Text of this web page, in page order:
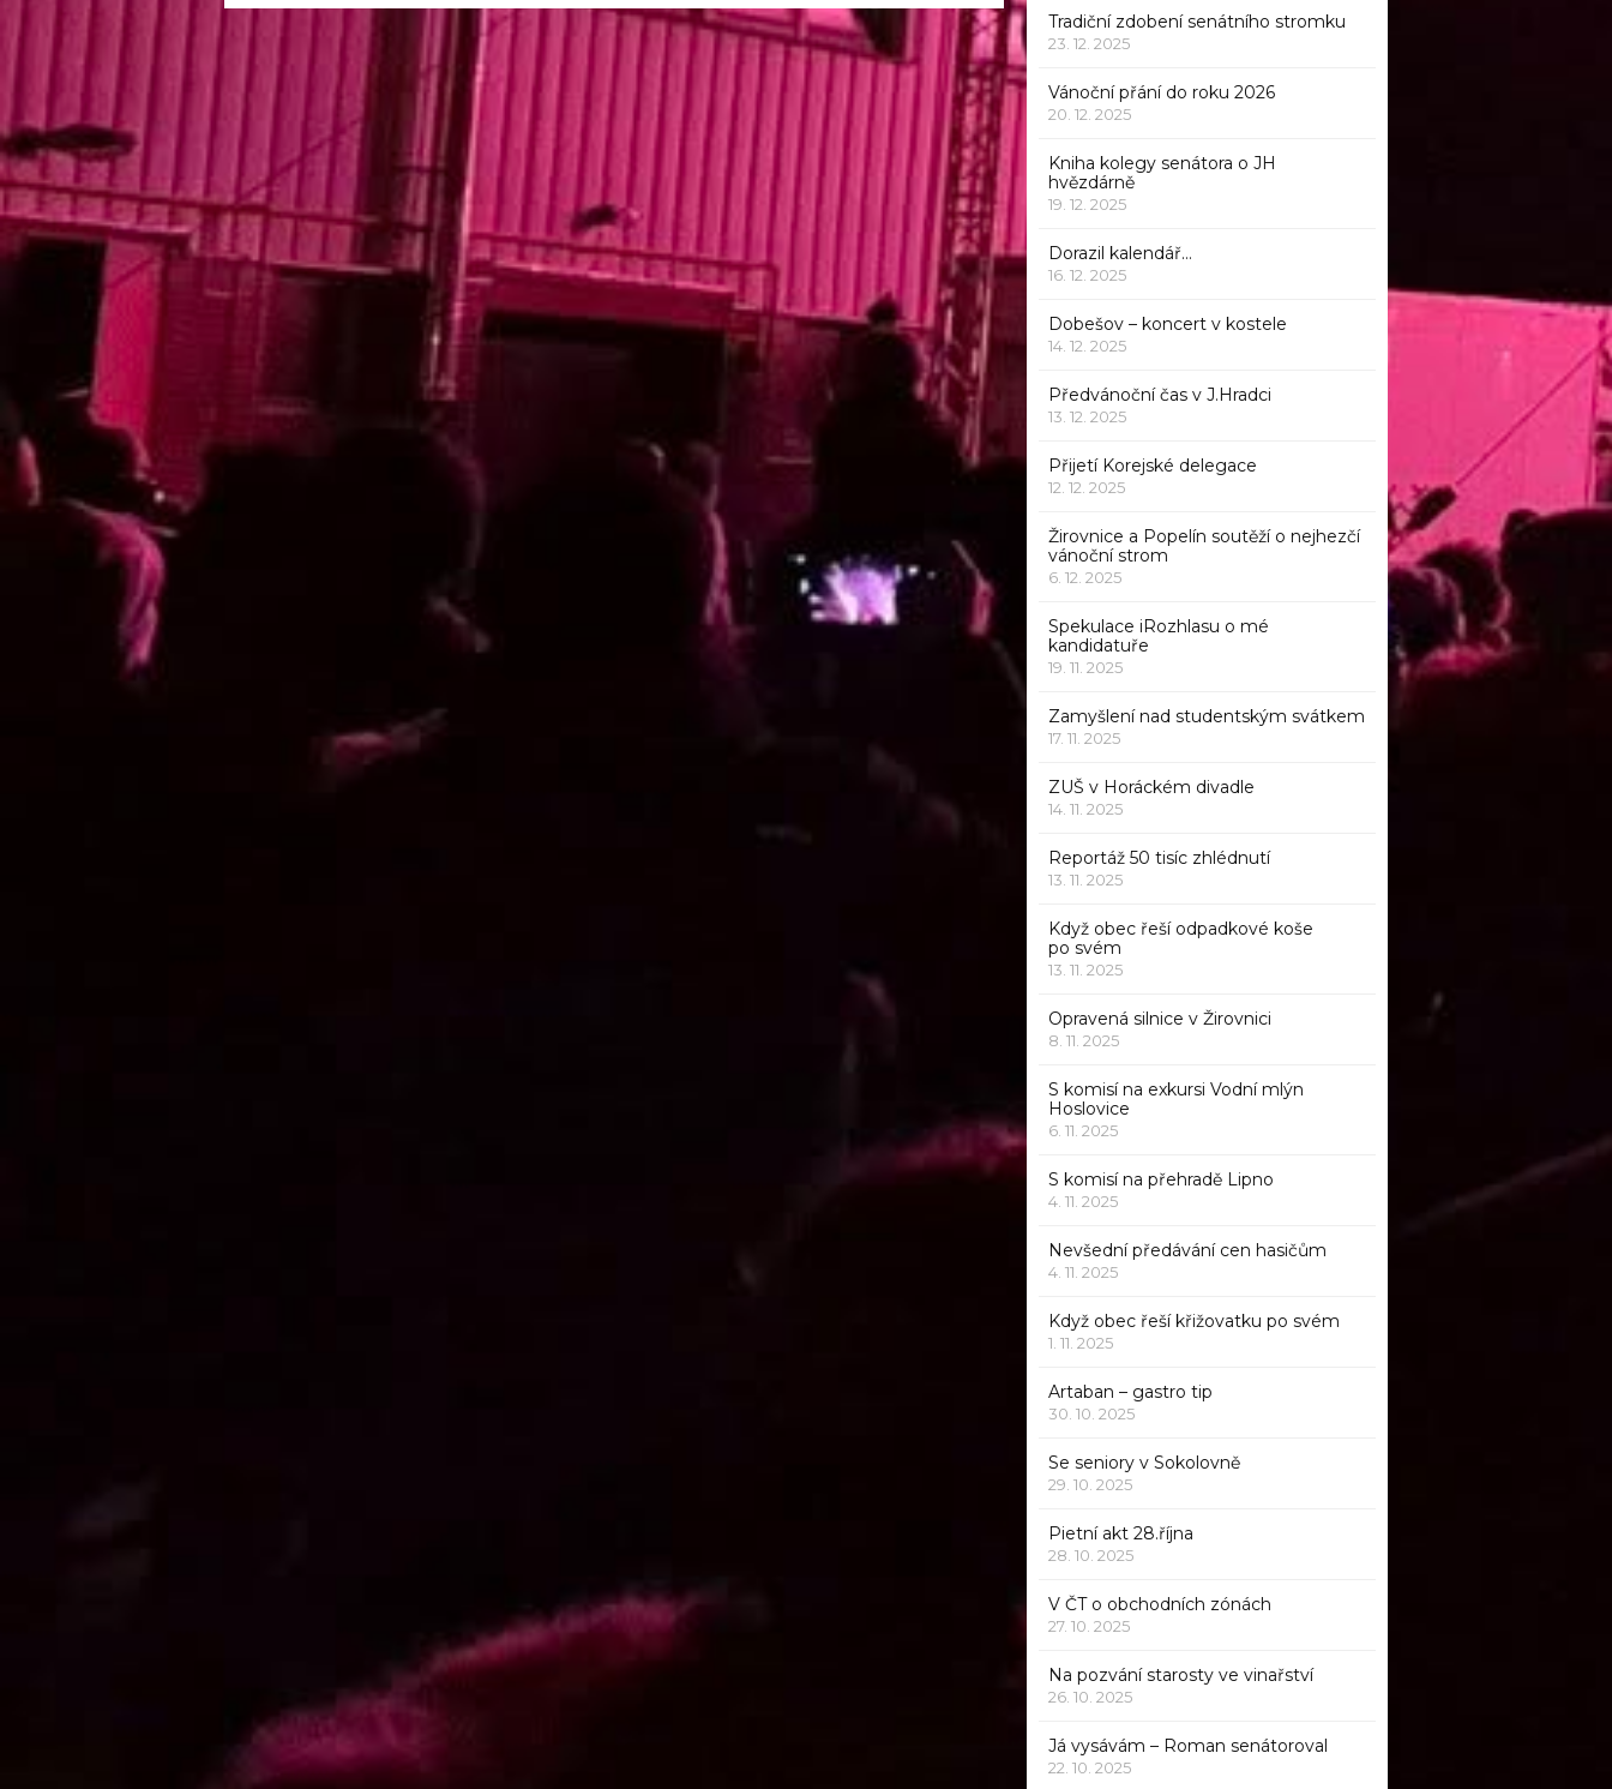
Tradiční zdobení senátního stromku
23. 12. 2025
Vánoční přání do roku 2026
20. 12. 2025
Kniha kolegy senátora o JH
hvězdárně
19. 12. 2025
Dorazil kalendář…
16. 12. 2025
Dobešov – koncert v kostele
14. 12. 2025
Předvánoční čas v J.Hradci
13. 12. 2025
Přijetí Korejské delegace
12. 12. 2025
Žirovnice a Popelín soutěží o nejhezčí
vánoční strom
6. 12. 2025
Spekulace iRozhlasu o mé
kandidatuře
19. 11. 2025
Zamyšlení nad studentským svátkem
17. 11. 2025
ZUŠ v Horáckém divadle
14. 11. 2025
Reportáž 50 tisíc zhlédnutí
13. 11. 2025
Když obec řeší odpadkové koše
po svém
13. 11. 2025
Opravená silnice v Žirovnici
8. 11. 2025
S komisí na exkursi Vodní mlýn
Hoslovice
6. 11. 2025
S komisí na přehradě Lipno
4. 11. 2025
Nevšední předávání cen hasičům
4. 11. 2025
Když obec řeší křižovatku po svém
1. 11. 2025
Artaban – gastro tip
30. 10. 2025
Se seniory v Sokolovně
29. 10. 2025
Pietní akt 28.října
28. 10. 2025
V ČT o obchodních zónách
27. 10. 2025
Na pozvání starosty ve vinařství
26. 10. 2025
Já vysávám – Roman senátoroval
22. 10. 2025